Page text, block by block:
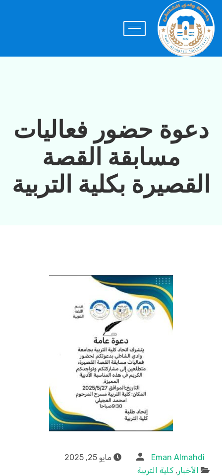
دعوة حضور فعاليات
مسابقة القصة
القصيرة بكلية التربية
Eman Almahdi
مايو 25, 2025
الأخبار , كلية التربية